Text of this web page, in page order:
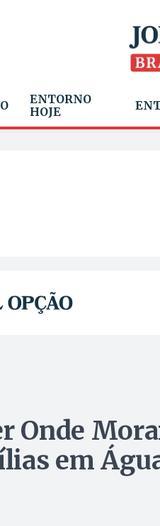
ENTORNO
HOJE
Onde
em